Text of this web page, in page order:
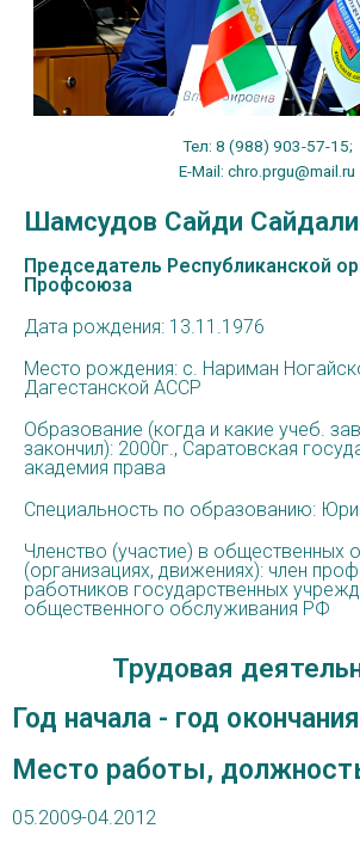
Тел: 8 (988) 903-57-15;
E-Mail: chro.prgu@mail.ru
Шамсудов Сайди
Председатель Республиканской
Профсоюза
Дата рождения: 13.11.1976
Место рождения: с. Нариман
Дагестанской АССР
Образование (когда и какие учеб.
закончил): 2000г., Саратовская
академия права
Специальность по образованию:
Членство (участие) в общественных
(организациях, движениях): член
работников государственных
общественного обслуживания РФ
Трудовая
Год начала - год окончания
Место работы,
05.2009-04.2012